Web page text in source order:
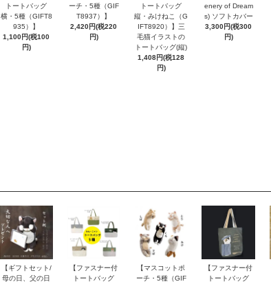
トートバッグ
横・5種（GIFT8
935）】
1,100円(税100
円)
ーチ・5種（GIF
T8937）】
2,420円(税220
円)
トートバッグ
縦・みけねこ（G
IFT8920）】三
毛猫イラストの
トートバッグ(縦)
1,408円(税128
円)
enery of Dream
s) ソフトカバー
3,300円(税300
円)
【ギフトセット/
母の日、父の日
【ファスナー付
トートバッグ
【マスコットポ
ーチ・5種（GIF
【ファスナー付
トートバッグ